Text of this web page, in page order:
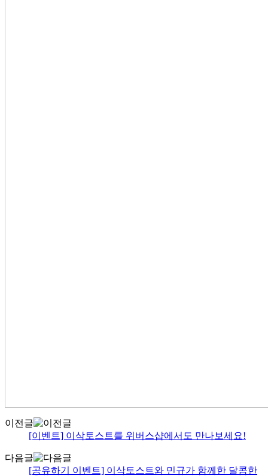
이전글
[이벤트] 이삭토스트를 위버스샵에서도 만나보세요!
다음글
[공유하기 이벤트] 이삭토스트와 민규가 함께한 달콤한